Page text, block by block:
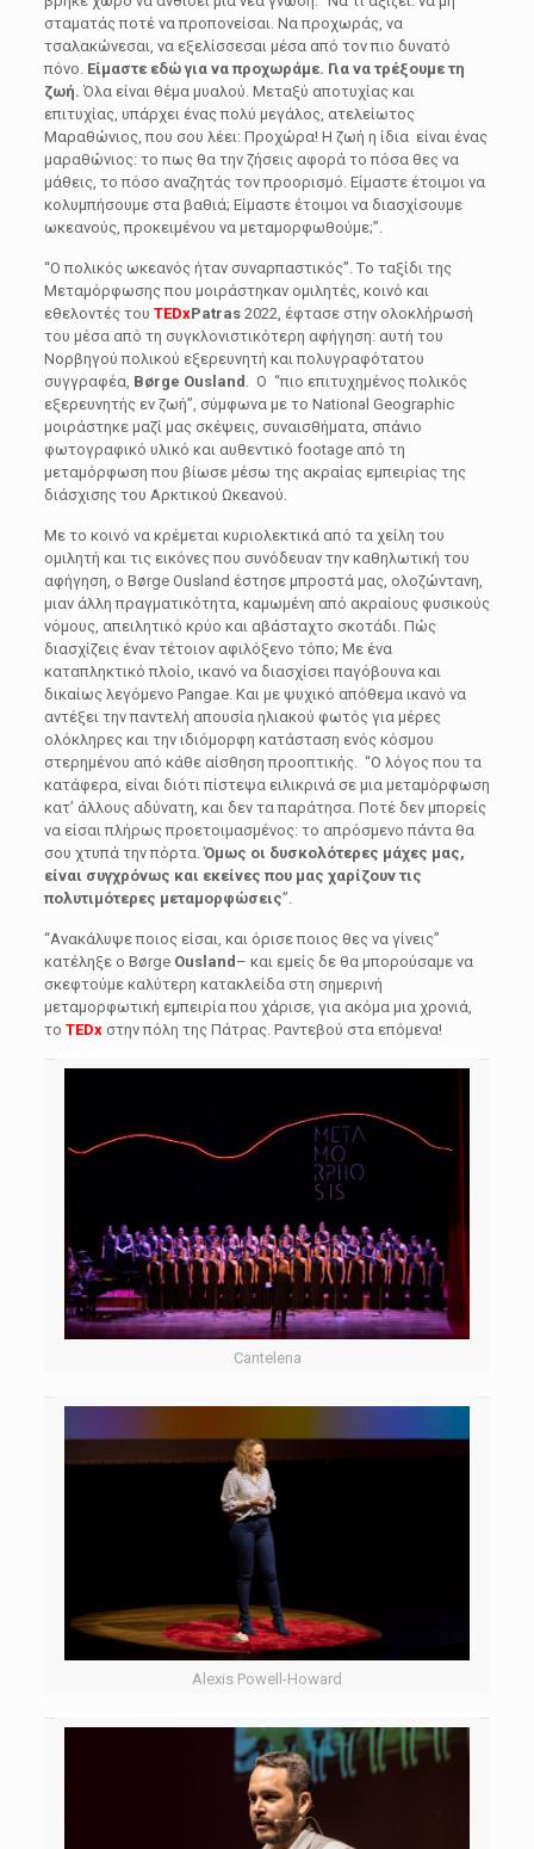
σταματάς ποτέ να προπονείσαι. Να προχωράς, να
τσαλακώνεσαι, να εξελίσσεσαι μέσα από τον πιο δυνατό
πόνο. Είμαστε εδώ για να προχωράμε. Για να τρέξουμε τη
ζωή. Όλα είναι θέμα μυαλού. Μεταξύ αποτυχίας και
επιτυχίας, υπάρχει ένας πολύ μεγάλος, ατελείωτος
Μαραθώνιος, που σου λέει: Προχώρα! Η ζωή η ίδια είναι ένας
μαραθώνιος: το πως θα την ζήσεις αφορά το πόσα θες να
μάθεις, το πόσο αναζητάς τον προορισμό. Είμαστε έτοιμοι να
κολυμπήσουμε στα βαθιά; Είμαστε έτοιμοι να διασχίσουμε
ωκεανούς, προκειμένου να μεταμορφωθούμε;”.
“Ο πολικός ωκεανός ήταν συναρπαστικός”. Tο ταξίδι της
Μεταμόρφωσης που μοιράστηκαν ομιλητές, κοινό και
εθελοντές του TEDxPatras2022, έφτασε στην ολοκλήρωσή
του μέσα από τη συγκλονιστικότερη αφήγηση: αυτή του
Νορβηγού πολικού εξερευνητή και πολυγραφότατου
συγγραφέα, Børge Ousland
. Ο “πιο επιτυχημένος πολικός
εξερευνητής εν ζωή”, σύμφωνα με το National Geographic
μοιράστηκε μαζί μας σκέψεις, συναισθήματα, σπάνιο
φωτογραφικό υλικό και αυθεντικό footage από τη
μεταμόρφωση που βίωσε μέσω της ακραίας εμπειρίας της
διάσχισης του Αρκτικού Ωκεανού.
Με το κοινό να κρέμεται κυριολεκτικά από τα χείλη του
ομιλητή και τις εικόνες που συνόδευαν την καθηλωτική του
αφήγηση, ο Børge Ousland έστησε μπροστά μας, ολοζώντανη,
μιαν άλλη πραγματικότητα, καμωμένη από ακραίους φυσικούς
νόμους, απειλητικό κρύο και αβάσταχτο σκοτάδι. Πώς
διασχίζεις έναν τέτοιον αφιλόξενο τόπο; Με ένα
καταπληκτικό πλοίο, ικανό να διασχίσει παγόβουνα και
δικαίως λεγόμενο Pangae. Και με ψυχικό απόθεμα ικανό να
αντέξει την παντελή απουσία ηλιακού φωτός για μέρες
ολόκληρες και την ιδιόμορφη κατάσταση ενός κόσμου
στερημένου από κάθε αίσθηση προοπτικής. “Ο λόγος που τα
κατάφερα, είναι διότι πίστεψα ειλικρινά σε μια μεταμόρφωση
κατ’ άλλους αδύνατη, και δεν τα παράτησα. Ποτέ δεν μπορείς
να είσαι πλήρως προετοιμασμένος: το απρόσμενο πάντα θα
σου χτυπά την πόρτα.Όμως οι δυσκολότερες μάχες μας,
είναι συγχρόνως και εκείνες που μας χαρίζουν τις
πολυτιμότερες μεταμορφώσεις”.
“Ανακάλυψε ποιος είσαι, και όρισε ποιος θες να γίνεις”
κατέληξε ο BørgeOusland – και εμείς δε θα μπορούσαμε να
σκεφτούμε καλύτερη κατακλείδα στη σημερινή
μεταμορφωτική εμπειρία που χάρισε, για ακόμα μια χρονιά,
το TEDx στην πόλη της Πάτρας. Ραντεβού στα επόμενα!
Cantelena
Alexis Powell-Howard